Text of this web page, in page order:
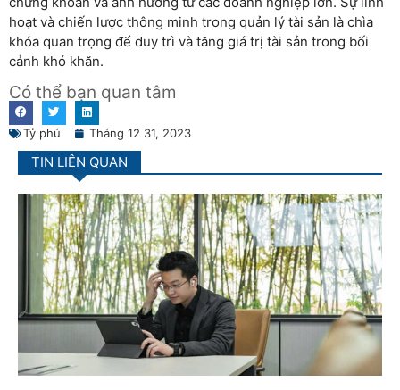
hoạt và chiến lược thông minh trong quản lý tài sản là chìa
khóa quan trọng để duy trì và tăng giá trị tài sản trong bối
cảnh khó khăn.
Có thể bạn quan tâm
Tỷ phú Tháng 12 31, 2023
TIN LIÊN QUAN